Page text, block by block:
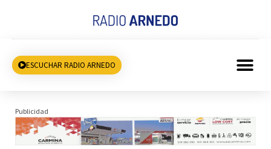
ESCUCHAR RADIO ARNEDO
Publicidad